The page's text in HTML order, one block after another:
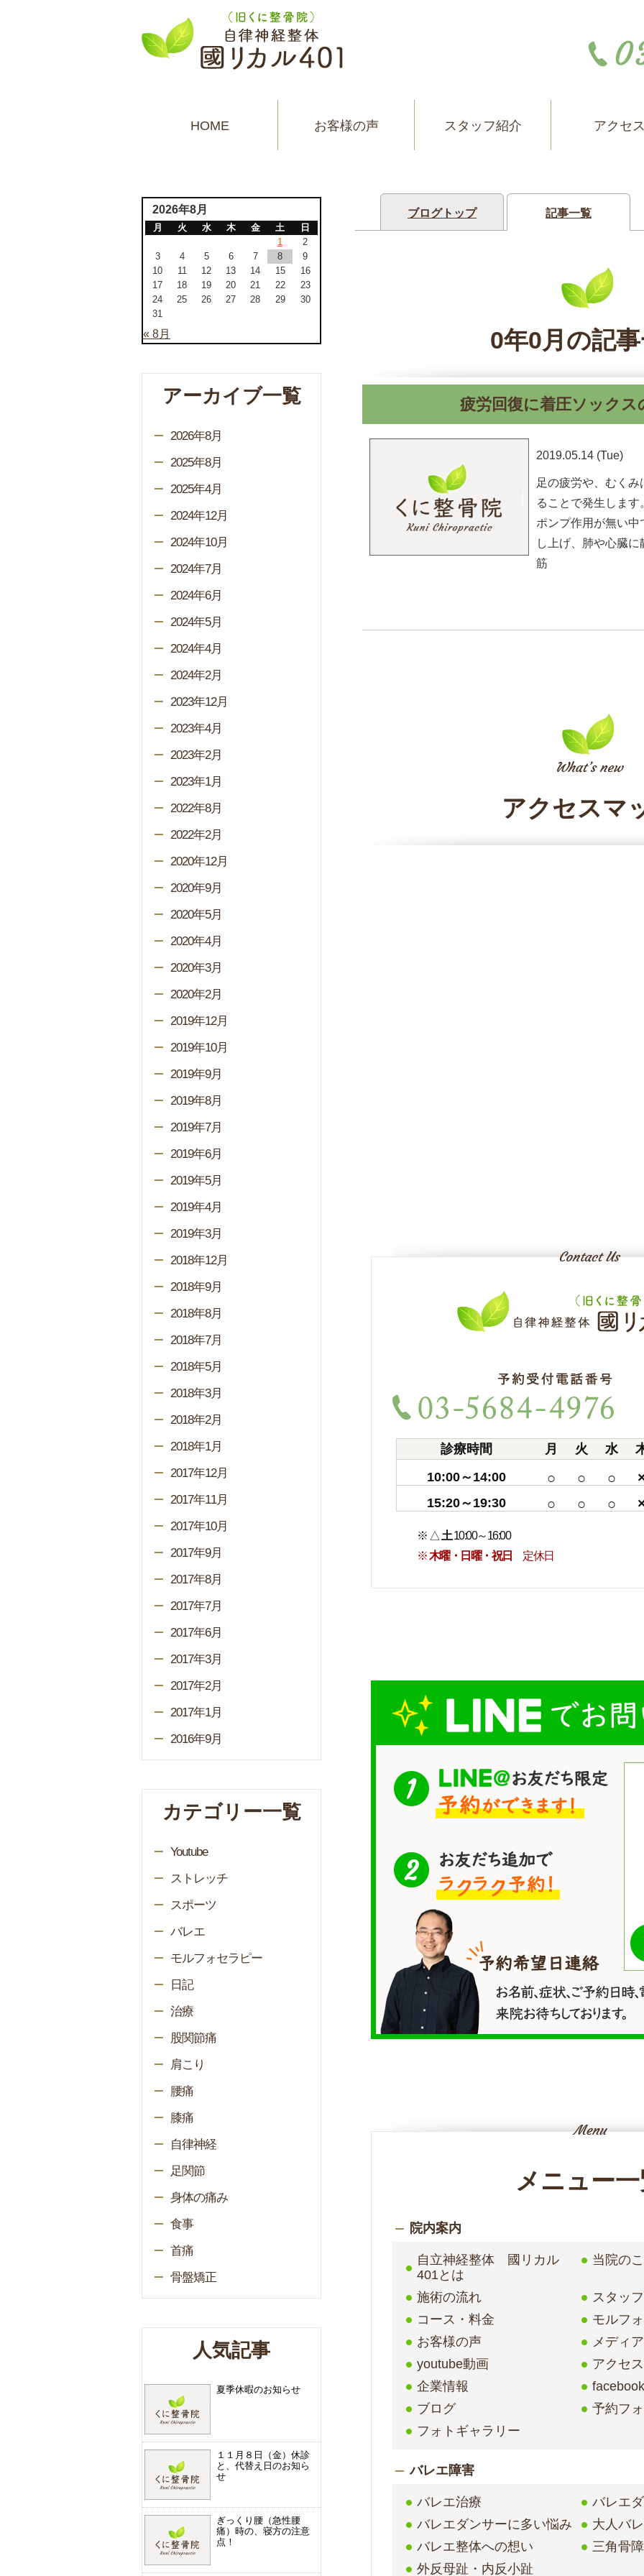
HOME お客様の声 スタッフ紹介 アクセ
ブログトップ 記事一覧
0年0月の記
疲労回復に着圧ソックス
2019.05.14 (Tue)
足の疲労や、むく
ることで発生しま
ポンプ作用が無い
し上げ、肺や心臓
筋
アクセスマ
診療時間 月 火 水
10:00～14:00
○ ○ ○
15:20～19:30 ○ ○ ○
※ △ 土10:00～16:00
※木曜・日曜・祝日 定休日
メニュー
院内案内
自立神経整体 國リカル
401とは
当院の
施術の流れ
スタッ
コース・料金
モルフ
お客様の声
メディ
youtube動画
アクセス
企業情報
ブログ
予約フ
フォトギャラリー
バレエ障害
バレエ治療
バレエ
バレエダンサーに多い悩み
大人バ
バレエ整体への想い
三角骨
外反母趾・内反小趾
2026年8月
月 火 水 木 金 土
日
1
2
3
4 5 6 7 8
9
10
11 12 13 14 15
16
17
18 19 20 21 22
23
24
25 26 27 28 29
30
31
« 8月
アーカイブ一覧
2026年8月
2025年8月
2025年4月
2024年12月
2024年10月
2024年7月
2024年6月
2024年5月
2024年4月
2024年2月
2023年12月
2023年4月
2023年2月
2023年1月
2022年8月
2022年2月
2020年12月
2020年9月
2020年5月
2020年4月
2020年3月
2020年2月
2019年12月
2019年10月
2019年9月
2019年8月
2019年7月
2019年6月
2019年5月
2019年4月
2019年3月
2018年12月
2018年9月
2018年8月
2018年7月
2018年5月
2018年3月
2018年2月
2018年1月
2017年12月
2017年11月
2017年10月
2017年9月
2017年8月
2017年7月
2017年6月
2017年3月
2017年2月
2017年1月
2016年9月
カテゴリー一覧
Youtube
ストレッチ
スポーツ
バレエ
モルフォセラピー
日記
治療
股関節痛
肩こり
腰痛
膝痛
自律神経
足関節
身体の痛み
食事
首痛
骨盤矯正
人気記事
夏季休暇のお知らせ
１１月８日（金）休診
と、代替え日のお知ら
せ
ぎっくり腰（急性腰
痛）時の、寝方の注意
点！